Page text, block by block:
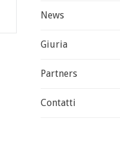
News
Giuria
Partners
Contatti